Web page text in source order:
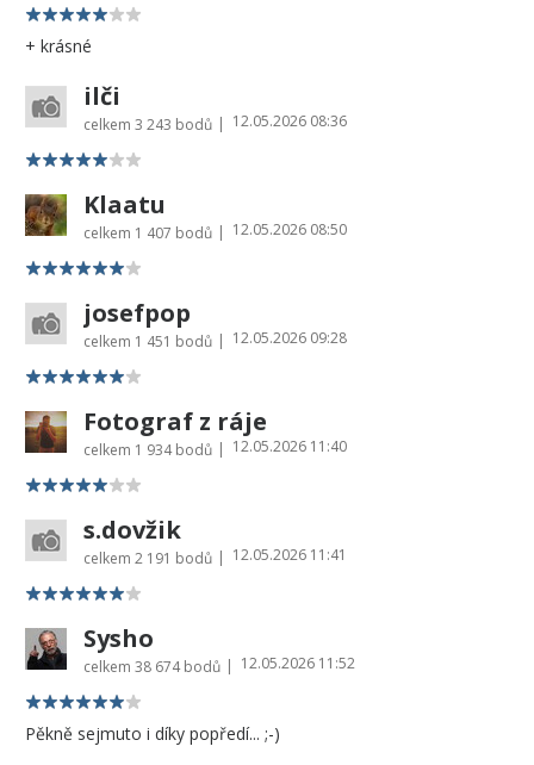
+ krásné
ilči
celkem 3 243 bodů | 12.05.2026 08:36
Klaatu
celkem 1 407 bodů | 12.05.2026 08:50
josefpop
celkem 1 451 bodů | 12.05.2026 09:28
Fotograf z ráje
celkem 1 934 bodů | 12.05.2026 11:40
s.dovžik
celkem 2 191 bodů | 12.05.2026 11:41
Sysho
celkem 38 674 bodů | 12.05.2026 11:52
Pěkně sejmuto i díky popředí... ;-)